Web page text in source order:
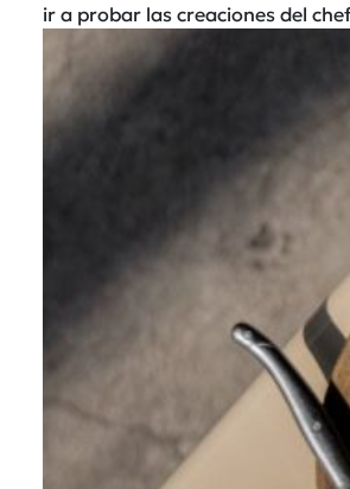
ir a probar las creaciones del